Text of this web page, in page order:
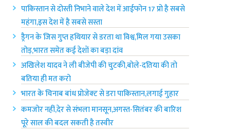
पाकिस्तान से दोस्ती निभाने वाले देश में आईफोन 17 प्रो है सबसे
महंगा,इस देश में है सबसे सस्ता
ड्रैगन के जिस गुप्त हथियार से डरता था विश्व,मिल गया उसका
तोड़,भारत समेत कई देशों का बड़ा दांव
अखिलेश यादव ने ली बीजेपी की चुटकी,बोले-दतिया की तो
बतिया ही मत करो
भारत के चिनाब बांध प्रोजेक्ट से डरा पाकिस्तान,लगाई गुहार
कमजोर नहीं,देर से संभला मानसून,अगस्त-सितंबर की बारिश
पूरे साल की बदल सकती है तस्वीर